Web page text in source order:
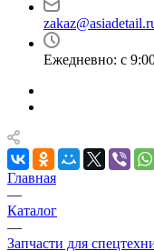
Ежедневно: с
Главная
—
Каталог
—
Запчасти для